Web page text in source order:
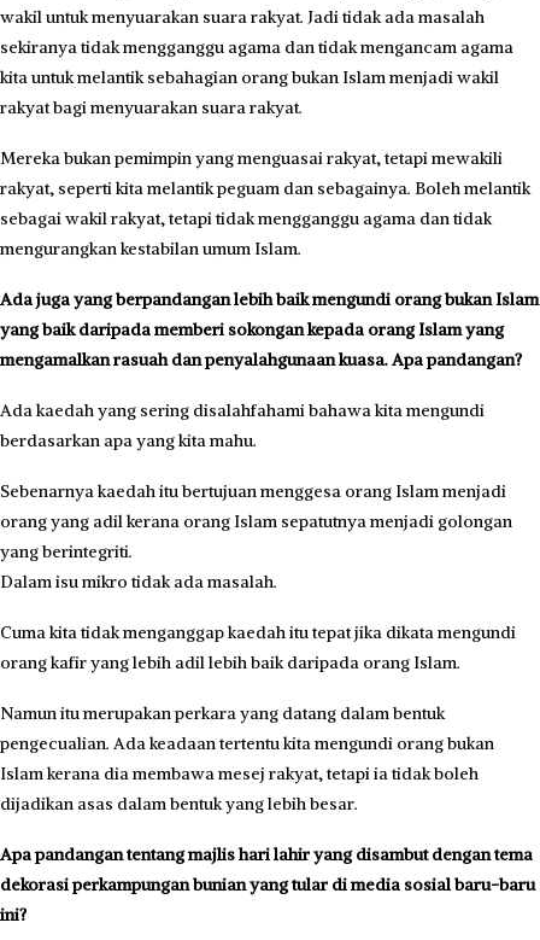
wakil untuk menyuarakan suara rakyat. Jadi tidak ada masalah
sekiranya tidak mengganggu agama dan tidak meng­ancam agama
kita untuk melan­tik sebahagian orang bukan Islam menjadi wakil
rakyat bagi menyua­rakan suara rakyat.
Mereka bukan pemimpin yang menguasai rakyat, tetapi mewa­kili
rakyat, seperti kita melantik peguam dan sebagainya. Boleh melantik
sebagai wakil rakyat, tetapi tidak mengganggu agama dan tidak
mengurangkan kestabilan umum Islam.
Ada juga yang berpanda­ngan lebih baik mengundi orang bukan Islam
yang baik daripada memberi sokongan kepada orang Islam yang
mengamalkan rasuah dan penyalahgunaan kuasa. Apa pandangan?
Ada kaedah yang sering di­salahfahami bahawa kita me­ngundi
berdasarkan apa yang kita mahu.
Sebenarnya kaedah itu bertujuan menggesa orang Islam menjadi
orang yang adil kerana orang Islam sepatutnya menjadi golo­ngan
yang berintegriti.
Dalam isu mikro tidak ada masalah.
Cuma kita tidak menganggap kaedah itu tepat jika dikata me­ngundi
orang kafir yang lebih adil lebih baik daripada orang Islam.
Namun itu merupakan perkara yang datang dalam bentuk
pengecualian. Ada keadaan tertentu kita mengundi orang bukan
Islam kerana dia membawa mesej rakyat, tetapi ia tidak boleh
dijadikan asas dalam bentuk yang lebih besar.
Apa pandangan tentang maj­lis hari lahir yang disambut dengan tema
dekorasi perkampungan bunian yang tular di media sosial baru-baru
ini?